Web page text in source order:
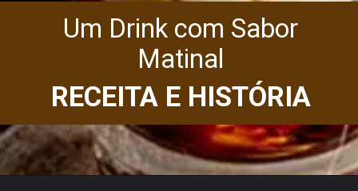
Um Drink com Sabor
Matinal
RECEITA E HISTÓRIA